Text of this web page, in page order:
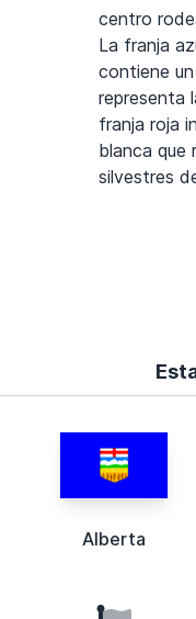
centro
La franja
contiene
representa
franja roja
blanca que
silvestres
Alberta